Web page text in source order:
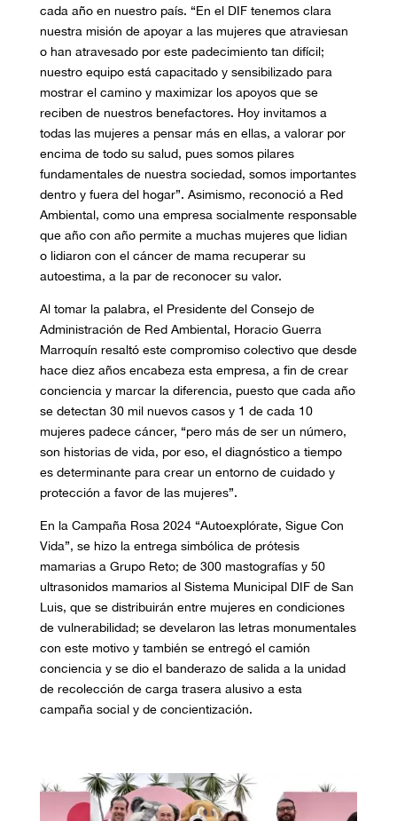
cada año en nuestro país. “En el DIF tenemos clara
nuestra misión de apoyar a las mujeres que atraviesan
o han atravesado por este padecimiento tan difícil;
nuestro equipo está capacitado y sensibilizado para
mostrar el camino y maximizar los apoyos que se
reciben de nuestros benefactores. Hoy invitamos a
todas las mujeres a pensar más en ellas, a valorar por
encima de todo su salud, pues somos pilares
fundamentales de nuestra sociedad, somos importantes
dentro y fuera del hogar”. Asimismo, reconoció a Red
Ambiental, como una empresa socialmente responsable
que año con año permite a muchas mujeres que lidian
o lidiaron con el cáncer de mama recuperar su
autoestima, a la par de reconocer su valor.
Al tomar la palabra, el Presidente del Consejo de
Administración de Red Ambiental, Horacio Guerra
Marroquín resaltó este compromiso colectivo que desde
hace diez años encabeza esta empresa, a fin de crear
conciencia y marcar la diferencia, puesto que cada año
se detectan 30 mil nuevos casos y 1 de cada 10
mujeres padece cáncer, “pero más de ser un número,
son historias de vida, por eso, el diagnóstico a tiempo
es determinante para crear un entorno de cuidado y
protección a favor de las mujeres”.
En la Campaña Rosa 2024 “Autoexplórate, Sigue Con
Vida”, se hizo la entrega simbólica de prótesis
mamarias a Grupo Reto; de 300 mastografías y 50
ultrasonidos mamarios al Sistema Municipal DIF de San
Luis, que se distribuirán entre mujeres en condiciones
de vulnerabilidad; se develaron las letras monumentales
con este motivo y también se entregó el camión
conciencia y se dio el banderazo de salida a la unidad
de recolección de carga trasera alusivo a esta
campaña social y de concientización.